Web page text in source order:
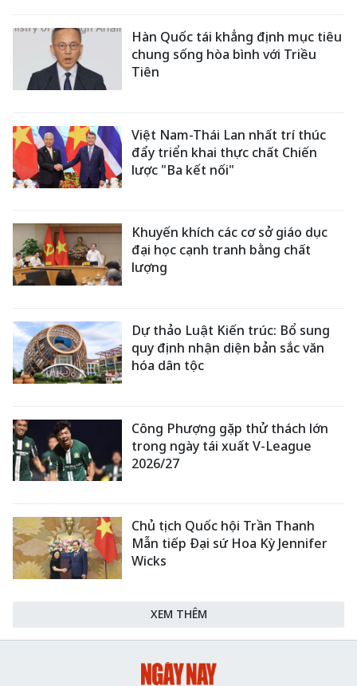
Hàn Quốc tái khẳng định mục tiêu
chung sống hòa bình với Triều
Tiên
Việt Nam-Thái Lan nhất trí thúc
đẩy triển khai thực chất Chiến
lược "Ba kết nối"
Khuyến khích các cơ sở giáo dục
đại học cạnh tranh bằng chất
lượng
Dự thảo Luật Kiến trúc: Bổ sung
quy định nhận diện bản sắc văn
hóa dân tộc
Công Phượng gặp thử thách lớn
trong ngày tái xuất V-League
2026/27
Chủ tịch Quốc hội Trần Thanh
Mẫn tiếp Đại sứ Hoa Kỳ Jennifer
Wicks
XEM THÊM